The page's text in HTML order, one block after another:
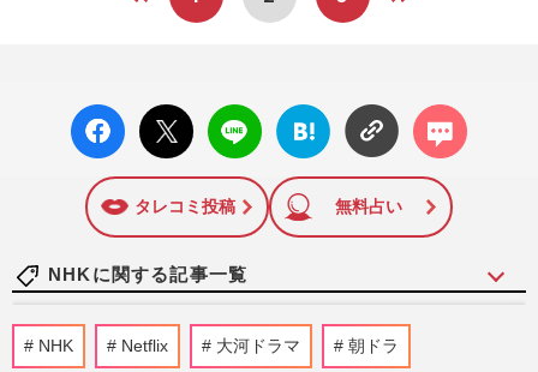
facebo
ok い
X ポス
ト
LINE
はてな
ブック
に追加
コメン
ト
タレコミ投稿 無料占い
NHKに関する記事一覧
NHK職員の性被害問題「受信料払ってい
るんだから…」出演者非公表の“逃げ腰姿
NHK Netflix 大河ドラマ 朝ドラ